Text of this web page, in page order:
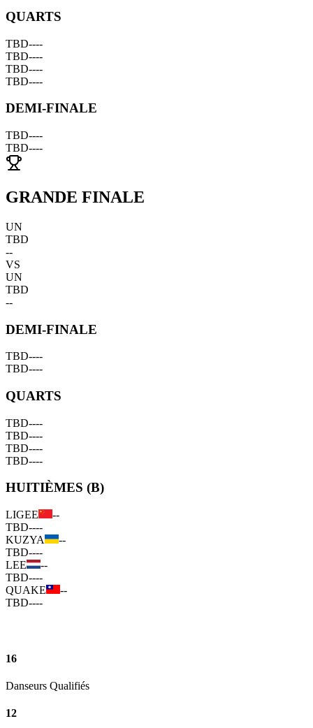
QUARTS
TBD----
TBD----
TBD----
TBD----
DEMI-FINALE
TBD----
TBD----
GRANDE FINALE
UN
TBD
--
VS
UN
TBD
--
DEMI-FINALE
TBD----
TBD----
QUARTS
TBD----
TBD----
TBD----
TBD----
HUITIÈMES (B)
LIGEE
--
TBD----
KUZYA
--
TBD----
LEE
--
TBD----
QUAKE
--
TBD----
16
Danseurs Qualifiés
12